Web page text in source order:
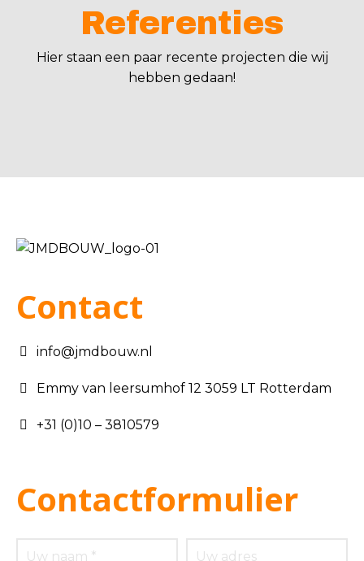
Referenties
Hier staan een paar recente projecten die wij
hebben gedaan!
Contact
info@jmdbouw.nl
Emmy van leersumhof 12 3059 LT Rotterdam
+31 (0)10 – 3810579
Contactformulier